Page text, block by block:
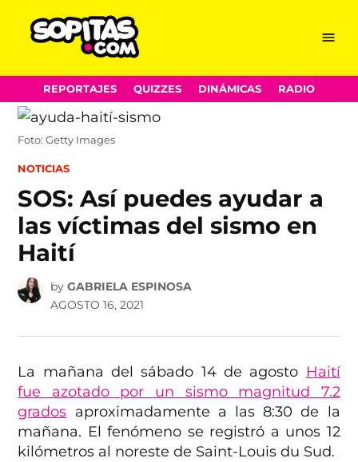
Skip
to
content
Menu
REPORTAJES QUIZZES DINÁMICAS RADIO
Foto: Getty Images
POSTED
NOTICIAS
SOS: Así puedes ayudar a
las víctimas del sismo en
Haití
by GABRIELA ESPINOSA
AGOSTO 16, 2021
La mañana del sábado 14 de agosto Haití
fue azotado por un sismo magnitud 7.2
grados aproximadamente a las 8:30 de la
mañana. El fenómeno se registró a unos 12
kilómetros al noreste de Saint-Louis du Sud.